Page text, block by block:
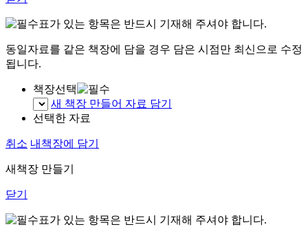
표가 있는 항목은 반드시 기재해 주셔야 합니다.
동일자료를 같은 책장에 담을 경우 담은 시점만 최신으로 수정
됩니다.
책장선택
새 책장 만들어 자료 담기
선택한 자료
취소 내책장에 담기
새책장 만들기
닫기
표가 있는 항목은 반드시 기재해 주셔야 합니다.